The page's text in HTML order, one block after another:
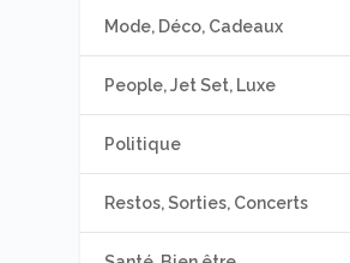
Mode, Déco, Cadeaux
People, Jet Set, Luxe
Politique
Restos, Sorties, Concerts